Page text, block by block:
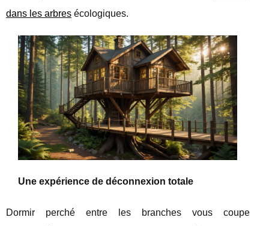
dans les arbres écologiques.
Une expérience de déconnexion totale
Dormir perché entre les branches vous coupe